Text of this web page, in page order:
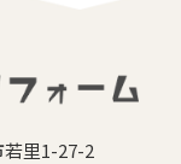
里1-27-2